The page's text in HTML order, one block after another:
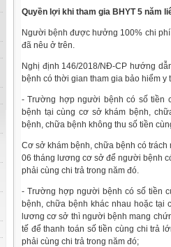
Quyền lợi khi tham gia BHYT 5 năm
Người bệnh được hưởng 100% chi
đã nêu ở trên.
Nghị định 146/2018/NĐ-CP hướng
bệnh có thời gian tham gia bảo hiểm
- Trường hợp người bệnh có số tiền
bệnh tại cùng cơ sở khám bệnh,
bệnh, chữa bệnh không thu số tiền
Cơ sở khám bệnh, chữa bệnh có
06 tháng lương cơ sở để người bệnh
phải cùng chi trả trong năm đó.
- Trường hợp người bệnh có số tiền
bệnh, chữa bệnh khác nhau hoặc tại
lương cơ sở thì người bệnh mang
tế để thanh toán số tiền cùng chi trả
phải cùng chi trả trong năm đó;